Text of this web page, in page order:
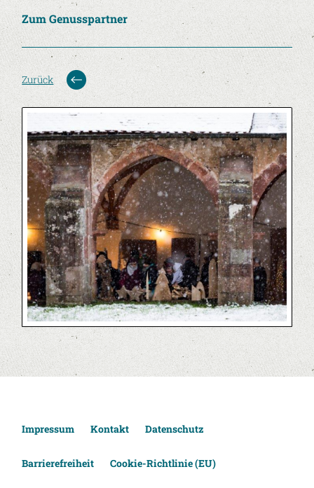
Zum Genusspartner
Zurück
Impressum Kontakt Datenschutz
Barrierefreiheit Cookie-Richtlinie (EU)